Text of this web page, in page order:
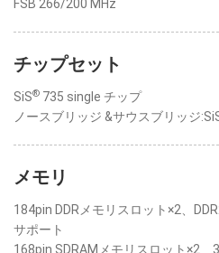
FSB 266/200 MHz
チップセット
SiS® 735 single チップ
ノースブリッジ &サウスブリッジ
メモリ
184pin DDRメモリスロット×2、
サポート
168pin SDRAMメモリスロット×2